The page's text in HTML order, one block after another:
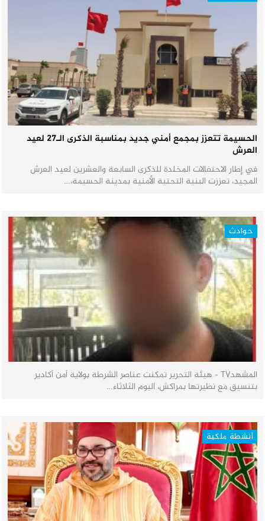
الحسيمة تتعزز بمجمع أمني جديد بمناسبة الذكرى الـ27 لعيد
العرش
في إطار الاحتفالات المخلدة للذكرى السابعة والعشرين لعيد العرش
المجيد، تعززت البنية التحتية الأمنية بمدينة الحسيمة،…
حوادث
المشهدTV - هيئة التحرير تمكنت عناصر الشرطة بولاية أمن أكادير
بتنسيق مع نظيرتها بمراكش، اليوم الثلاثاء…
أنشطة ملكية